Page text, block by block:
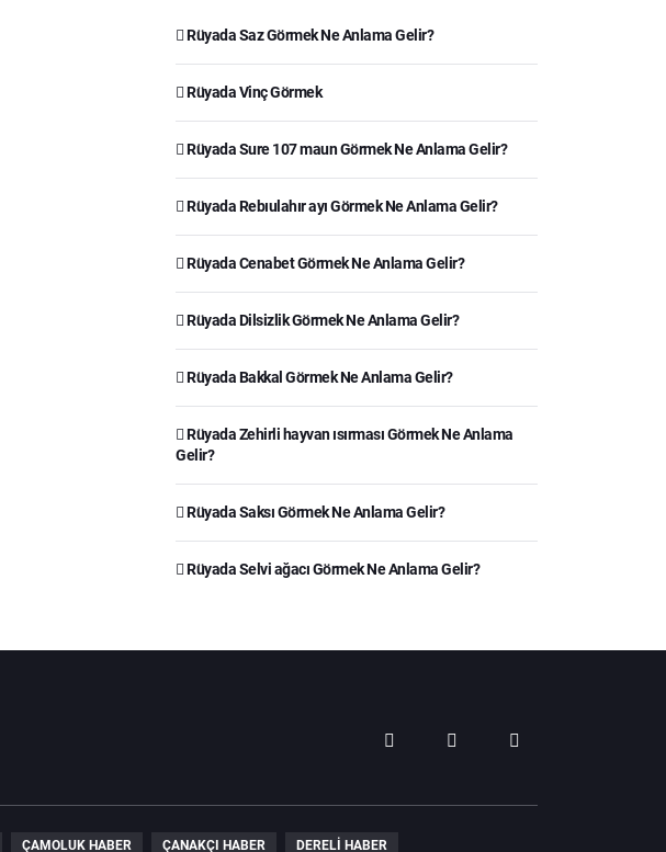
Rüyada Saz Görmek Ne Anlama Gelir?
Rüyada Vinç Görmek
Rüyada Sure 107 maun Görmek Ne Anlama Gelir?
Rüyada Rebıulahır ayı Görmek Ne Anlama Gelir?
Rüyada Cenabet Görmek Ne Anlama Gelir?
Rüyada Dilsizlik Görmek Ne Anlama Gelir?
Rüyada Bakkal Görmek Ne Anlama Gelir?
Rüyada Zehirli hayvan ısırması Görmek Ne Anlama
Gelir?
Rüyada Saksı Görmek Ne Anlama Gelir?
Rüyada Selvi ağacı Görmek Ne Anlama Gelir?
ÇAMOLUK HABER ÇANAKÇI HABER DERELI HABER